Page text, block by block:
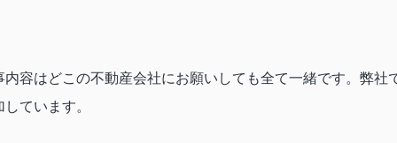
容はどこの不動産会社にお願いしても全て一緒です。弊社
ています。